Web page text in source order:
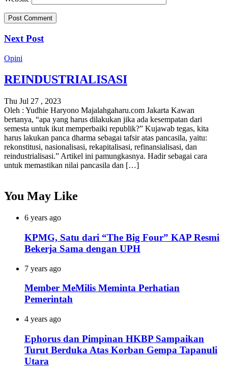
Next Post
Opini
REINDUSTRIALISASI
Thu Jul 27 , 2023
Oleh : Yudhie Haryono Majalahgaharu.com Jakarta Kawan
bertanya, “apa yang harus dilakukan jika ada kesempatan dari
semesta untuk ikut memperbaiki republik?” Kujawab tegas, kita
harus lakukan panca dharma sebagai tafsir atas pancasila, yaitu:
rekonstitusi, nasionalisasi, rekapitalisasi, refinansialisasi, dan
reindustrialisasi.” Artikel ini pamungkasnya. Hadir sebagai cara
untuk memastikan nilai pancasila dan […]
You May Like
6 years ago
KPMG, Satu dari “The Big Four” KAP Resmi
Bekerja Sama dengan UPH
7 years ago
Member MeMilis Meminta Perhatian
Pemerintah
4 years ago
Ephorus dan Pimpinan HKBP Sampaikan
Turut Berduka Atas Korban Gempa Tapanuli
Utara